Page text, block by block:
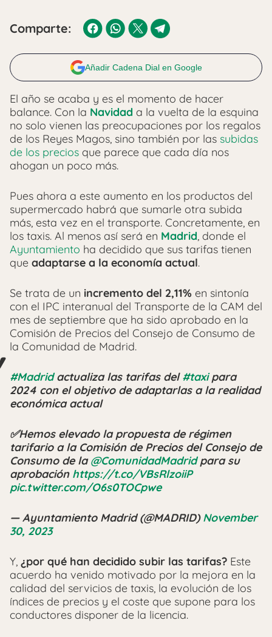
Comparte:
Añadir Cadena Dial en Google
El año se acaba y es el momento de hacer
balance. Con la Navidad a la vuelta de la esquina
no solo vienen las preocupaciones por los regalos
de los Reyes Magos, sino también por las subidas
de los precios que parece que cada día nos
ahogan un poco más.
Pues ahora a este aumento en los productos del
supermercado habrá que sumarle otra subida
más, esta vez en el transporte. Concretamente, en
los taxis. Al menos así será en Madrid, donde el
Ayuntamiento ha decidido que sus tarifas tienen
que adaptarse a la economía actual.
Se trata de un incremento del 2,11% en sintonía
con el IPC interanual del Transporte de la CAM del
mes de septiembre que ha sido aprobado en la
Comisión de Precios del Consejo de Consumo de
la Comunidad de Madrid.
#Madridactualiza las tarifas del#taxipara
2024 con el objetivo de adaptarlas a la realidad
económica actual
✅Hemos elevado la propuesta de régimen
tarifario a la Comisión de Precios del Consejo de
Consumo de la@ComunidadMadridpara su
aprobación https://t.co/VBsRlzoiiP
pic.twitter.com/O6s0TOCpwe
— Ayuntamiento Madrid (@MADRID)November
30, 2023
Y, ¿por qué han decidido subir las tarifas? Este
acuerdo ha venido motivado por la mejora en la
calidad del servicios de taxis, la evolución de los
índices de precios y el coste que supone para los
conductores disponer de la licencia.